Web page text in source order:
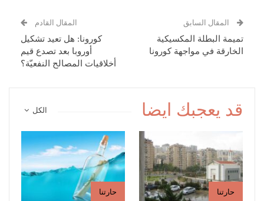
المقال السابق
تميمة البطلة المكسيكية
الخارقة في مواجهة كورونا
المقال القادم
كورونا: هل تعيد تشكيل
أوروبا بعد تصدع قيم
أخلاقيات المصالح النفعيّة؟
الكل قد يعجبك ايضا
حارتنا حارتنا